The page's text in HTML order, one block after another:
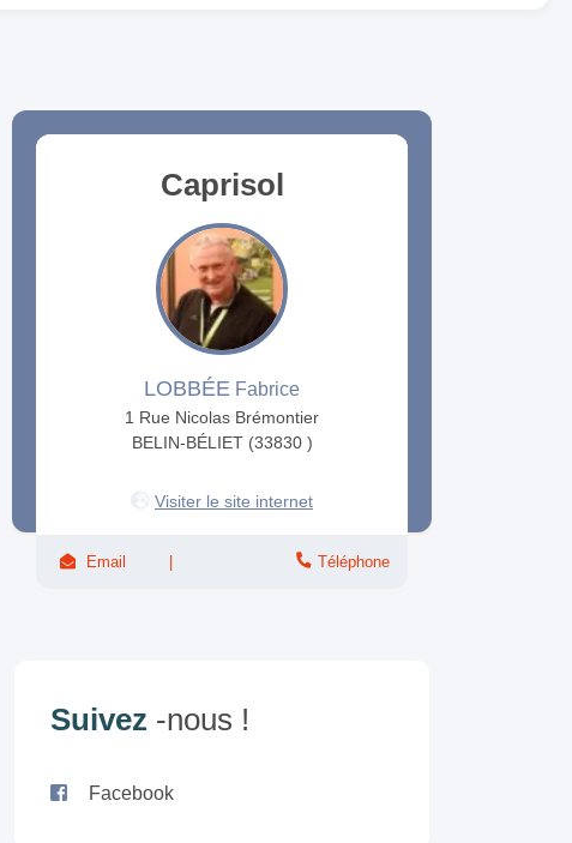
Caprisol
LOBBÉE Fabrice
1 Rue Nicolas Brémontier
BELIN-BÉLIET (33830 )
Visiter le site internet
Email Téléphone
Suivez -nous !
Facebook